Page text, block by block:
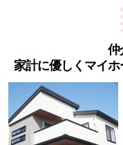
仲
家計に優しくマイホ